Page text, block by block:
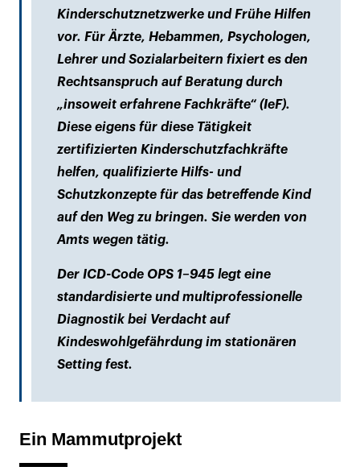
Kinderschutznetzwerke und Frühe Hilfen
vor. Für Ärzte, Hebammen, Psychologen,
Lehrer und Sozialarbeitern fixiert es den
Rechtsanspruch auf Beratung durch
„insoweit erfahrene Fachkräfte“ (IeF).
Diese eigens für diese Tätigkeit
zertifizierten Kinderschutzfachkräfte
helfen, qualifizierte Hilfs- und
Schutzkonzepte für das betreffende Kind
auf den Weg zu bringen. Sie werden von
Amts wegen tätig.
Der ICD-Code OPS 1–945 legt eine
standardisierte und multiprofessionelle
Diagnostik bei Verdacht auf
Kindeswohlgefährdung im stationären
Setting fest.
Ein Mammutprojekt